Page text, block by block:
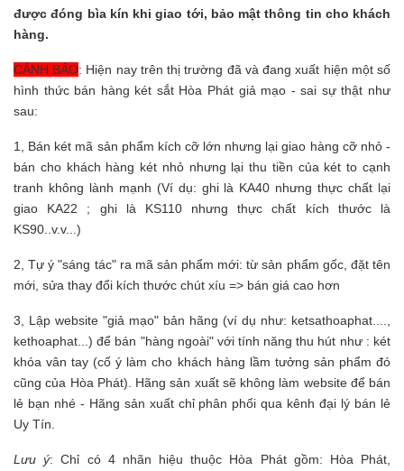
được đóng bìa kín khi giao tới, bảo mật thông tin cho khách
hàng.
CẢNH BÁO: Hiện nay trên thị trường đã và đang xuất hiện một số
hình thức bán hàng két sắt Hòa Phát giả mạo - sai sự thật như
sau:
1, Bán két mã sản phẩm kích cỡ lớn nhưng lại giao hàng cỡ nhỏ -
bán cho khách hàng két nhỏ nhưng lại thu tiền của két to cạnh
tranh không lành mạnh (Ví dụ: ghi là KA40 nhưng thực chất lại
giao KA22 ; ghi là KS110 nhưng thực chất kích thước là
KS90..v.v...)
2, Tự ý "sáng tác" ra mã sản phẩm mới: từ sản phẩm gốc, đặt tên
mới, sửa thay đổi kích thước chút xíu => bán giá cao hơn
3, Lập website "giả mạo" bản hãng (ví dụ như: ketsathoaphat....,
kethoaphat...) để bán "hàng ngoài" với tính năng thu hút như : két
khóa vân tay (cố ý làm cho khách hàng lầm tưởng sản phẩm đó
cũng của Hòa Phát). Hãng sản xuất sẽ không làm website để bán
lẻ bạn nhé - Hãng sản xuất chỉ phân phối qua kênh đại lý bán lẻ
Uy Tín.
Lưu ý: Chỉ có 4 nhãn hiệu thuộc Hòa Phát gồm: Hòa Phát,